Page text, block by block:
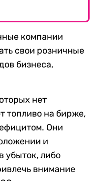
компании
свои розничные
бизнеса,
нет
топливо на бирже,
Они
и
убыток, либо
внимание